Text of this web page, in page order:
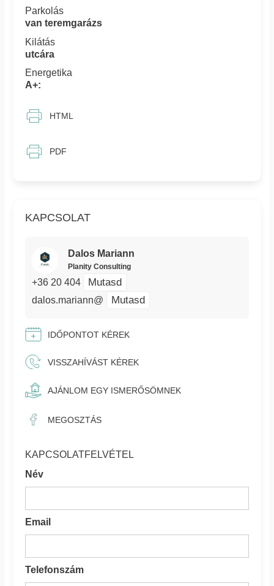
KAPCSOLAT
Dalos Mariann
Planity Consulting
+36 20 404 Mutasd
dalos.mariann@ Mutasd
IDŐPONTOT KÉREK
VISSZAHÍVÁST KÉREK
AJÁNLOM EGY ISMERŐSÖMNEK
MEGOSZTÁS
KAPCSOLATFELVÉTEL
Név
Email
Telefonszám
Parkolás
van teremgarázs
Kilátás
utcára
Energetika
A+:
HTML
PDF